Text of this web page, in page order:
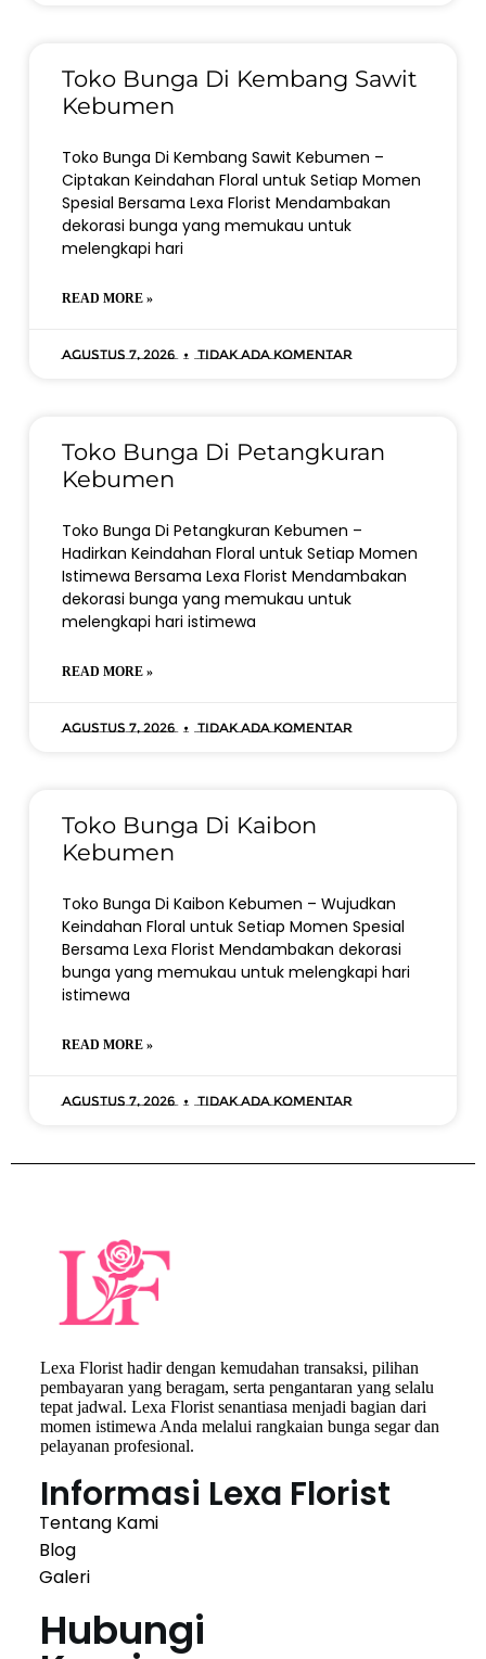
Toko Bunga Di Kembang Sawit
Kebumen
Toko Bunga Di Kembang Sawit Kebumen –
Ciptakan Keindahan Floral untuk Setiap Momen
Spesial Bersama Lexa Florist Mendambakan
dekorasi bunga yang memukau untuk
melengkapi hari
READ MORE »
Agustus 7, 2026 Tidak ada komentar
Toko Bunga Di Petangkuran
Kebumen
Toko Bunga Di Petangkuran Kebumen –
Hadirkan Keindahan Floral untuk Setiap Momen
Istimewa Bersama Lexa Florist Mendambakan
dekorasi bunga yang memukau untuk
melengkapi hari istimewa
READ MORE »
Agustus 7, 2026 Tidak ada komentar
Toko Bunga Di Kaibon
Kebumen
Toko Bunga Di Kaibon Kebumen – Wujudkan
Keindahan Floral untuk Setiap Momen Spesial
Bersama Lexa Florist Mendambakan dekorasi
bunga yang memukau untuk melengkapi hari
istimewa
READ MORE »
Agustus 7, 2026 Tidak ada komentar
Lexa Florist hadir dengan kemudahan transaksi, pilihan
pembayaran yang beragam, serta pengantaran yang selalu
tepat jadwal. Lexa Florist senantiasa menjadi bagian dari
momen istimewa Anda melalui rangkaian bunga segar dan
pelayanan profesional.
Informasi Lexa Florist
Tentang Kami
Blog
Galeri
Hubungi